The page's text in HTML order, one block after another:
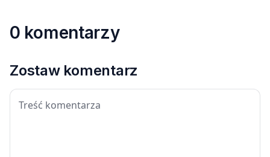
0 komentarzy
Zostaw komentarz